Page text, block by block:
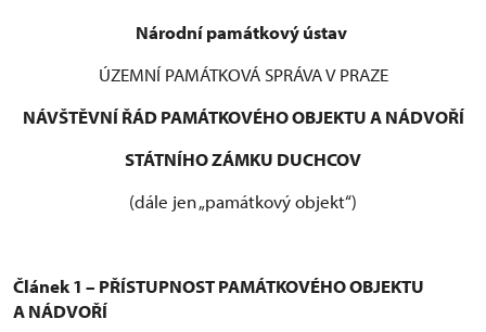
Národní památkový ústav
ÚZEMNÍ PAMÁTKOVÁ SPRÁVA V PRAZE
NÁVŠTĚVNÍ ŘÁD PAMÁTKOVÉHO OBJEKTU A NÁDVOŘÍ
STÁTNÍHO ZÁMKU DUCHCOV
(dále jen „památkový objekt“)
Článek 1 – PŘÍSTUPNOST PAMÁTKOVÉHO OBJEKTU
A NÁDVOŘÍ